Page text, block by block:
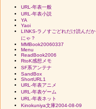
URL-年表一般
URL-年表小説
YA
Yaoi
LINKS-ラノすごどれだけ読んだか
にゃ？
MMBook20060337
Menu
ReadBook2006
RtoK感想メモ
SF系アンテナ
SandBox
ShortURL1
URL-年表アニメ
URL-年表ゲーム
URL-年表ネット
Kinokuniya文庫2004-08-09